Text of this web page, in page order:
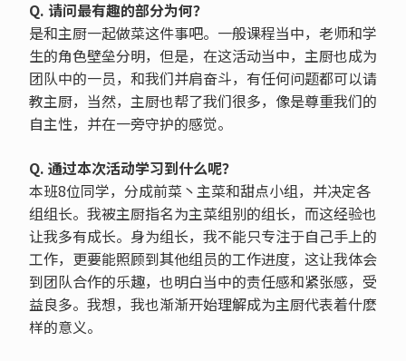
Q. 请问最有趣的部分为何？
是和主厨一起做菜这件事吧。一般课程当中，老师和学
生的角色壁垒分明，但是，在这活动当中，主厨也成为
团队中的一员，和我们并肩奋斗，有任何问题都可以请
教主厨，当然，主厨也帮了我们很多，像是尊重我们的
自主性，并在一旁守护的感觉。
Q. 通过本次活动学习到什么呢？
本班8位同学，分成前菜丶主菜和甜点小组，并决定各
组组长。我被主厨指名为主菜组别的组长，而这经验也
让我多有成长。身为组长，我不能只专注于自己手上的
工作，更要能照顾到其他组员的工作进度，这让我体会
到团队合作的乐趣，也明白当中的责任感和紧张感，受
益良多。我想，我也渐渐开始理解成为主厨代表着什麽
样的意义。